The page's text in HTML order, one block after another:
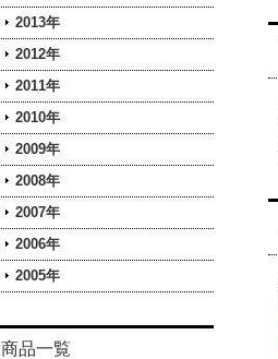
2013年
2012年
2011年
2010年
2009年
2008年
2007年
2006年
2005年
商品一覧